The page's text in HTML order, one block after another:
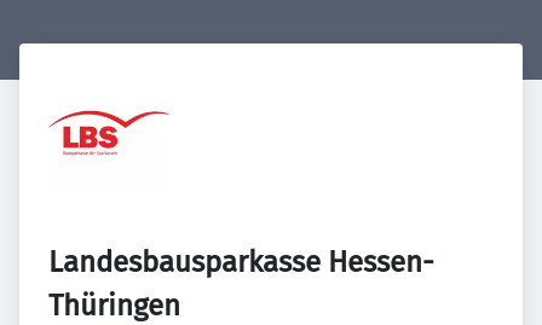
Landesbausparkasse Hessen-
Thüringen